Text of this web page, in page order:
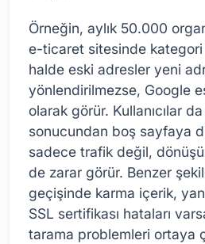
Örneğin, aylık 50.000
e-ticaret sitesinde kategori
halde eski adresler yeni
yönlendirilmezse, Google
olarak görür. Kullanıcılar
sonucundan boş sayfaya
sadece trafik değil,
de zarar görür. Benzer
geçişinde karma içerik,
SSL sertifikası hataları
tarama problemleri ortaya